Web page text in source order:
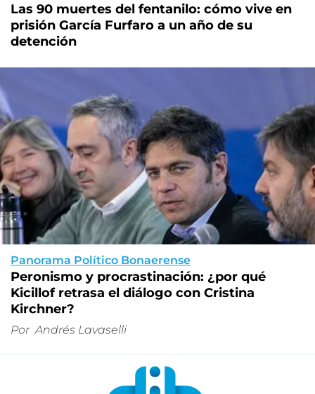
Las 90 muertes del fentanilo: cómo vive en
prisión García Furfaro a un año de su
detención
Panorama Político Bonaerense
Peronismo y procrastinación: ¿por qué
Kicillof retrasa el diálogo con Cristina
Kirchner?
Por Andrés Lavaselli